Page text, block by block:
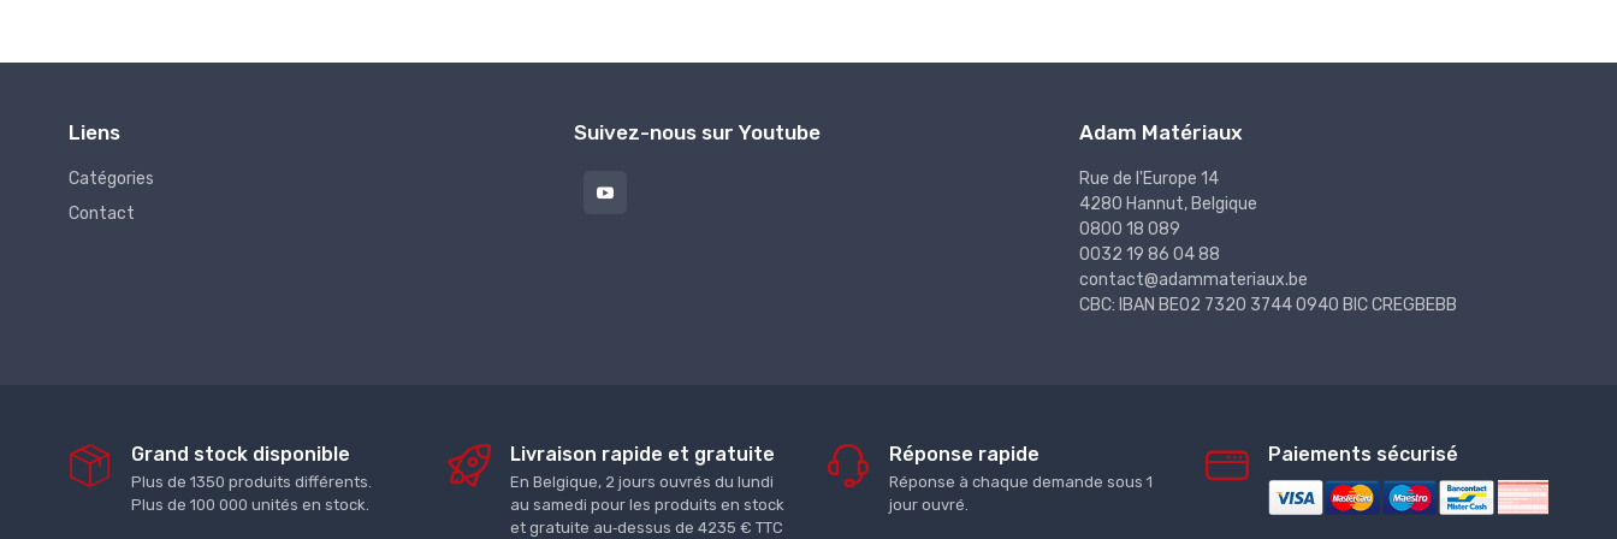
Liens
Catégories
Contact
Suivez-nous sur Youtube Adam Matériaux
Rue de l'Europe 14
4280 Hannut, Belgique
0800 18 089
0032 19 86 04 88
contact@adammateriaux.be
CBC: IBAN BE02 7320 3744 0940 BIC CREGBEBB
Grand stock disponible
Plus de 1350 produits différents.
Plus de 100 000 unités en stock.
Livraison rapide et gratuite
En Belgique, 2 jours ouvrés du lundi
au samedi pour les produits en stock
et gratuite au‑dessus de 4235 € TTC
Réponse rapide
Réponse à chaque demande sous 1
jour ouvré.
Paiements sécurisé